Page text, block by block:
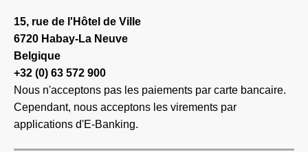
15, rue de l'Hôtel de Ville
6720 Habay-La Neuve
Belgique
+32 (0) 63 572 900
Nous n'acceptons pas les paiements par carte bancaire.
Cependant, nous acceptons les virements par
applications d'E-Banking.